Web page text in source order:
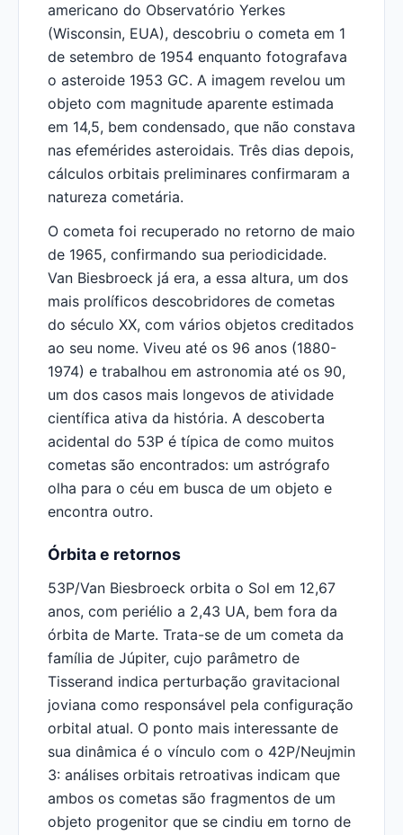
americano do Observatório Yerkes
(Wisconsin, EUA), descobriu o cometa em 1
de setembro de 1954 enquanto fotografava
o asteroide 1953 GC. A imagem revelou um
objeto com magnitude aparente estimada
em 14,5, bem condensado, que não constava
nas efemérides asteroidais. Três dias depois,
cálculos orbitais preliminares confirmaram a
natureza cometária.
O cometa foi recuperado no retorno de maio
de 1965, confirmando sua periodicidade.
Van Biesbroeck já era, a essa altura, um dos
mais prolíficos descobridores de cometas
do século XX, com vários objetos creditados
ao seu nome. Viveu até os 96 anos (1880-
1974) e trabalhou em astronomia até os 90,
um dos casos mais longevos de atividade
científica ativa da história. A descoberta
acidental do 53P é típica de como muitos
cometas são encontrados: um astrógrafo
olha para o céu em busca de um objeto e
encontra outro.
Órbita e retornos
53P/Van Biesbroeck orbita o Sol em 12,67
anos, com periélio a 2,43 UA, bem fora da
órbita de Marte. Trata-se de um cometa da
família de Júpiter, cujo parâmetro de
Tisserand indica perturbação gravitacional
joviana como responsável pela configuração
orbital atual. O ponto mais interessante de
sua dinâmica é o vínculo com o 42P/Neujmin
3: análises orbitais retroativas indicam que
ambos os cometas são fragmentos de um
objeto progenitor que se cindiu em torno de